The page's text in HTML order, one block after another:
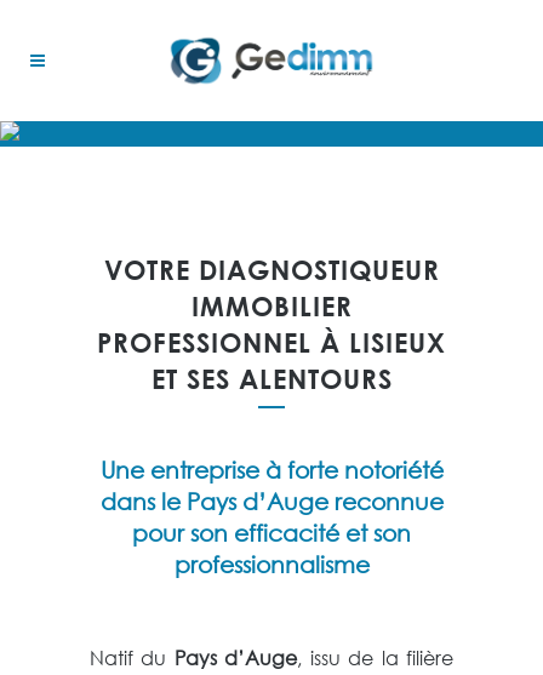
VOTRE DIAGNOSTIQUEUR
IMMOBILIER
PROFESSIONNEL À LISIEUX
ET SES ALENTOURS
Une entreprise à forte notoriété
dans le Pays d’Auge reconnue
pour son efficacité et son
professionnalisme
Natif du Pays d’Auge, issu de la filière